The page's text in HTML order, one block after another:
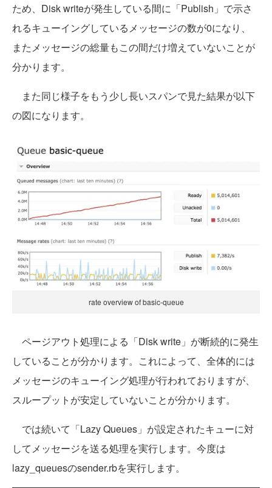
ため、Disk writeが発生している間に「Publish」で示さ
れるキューイングしているメッセージの数が0になり、
またメッセージの総量もこの間だけ増えていないことが
分かります。
また同じ様子をもう少し長いスパンで見た結果が以下
の図になります。
rate overview of basic-queue
ページアウト処理による「Disk write」が断続的に発生
していることが分かります。これによって、全体的には
メッセージのキューイング処理が行われておりますが、
スループットが安定していないことが分かります。
では続いて「Lazy Queues」が設定されたキューに対
してメッセージを送る処理を実行します。今度は
lazy_queuesのsender.rbを実行します。